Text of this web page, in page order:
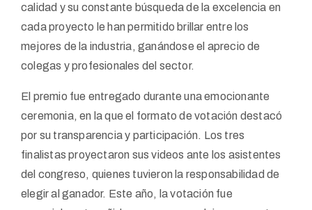
calidad y su constante búsqueda de la excelencia en
cada proyecto le han permitido brillar entre los
mejores de la industria, ganándose el aprecio de
colegas y profesionales del sector.
El premio fue entregado durante una emocionante
ceremonia, en la que el formato de votación destacó
por su transparencia y participación. Los tres
finalistas proyectaron sus videos ante los asistentes
del congreso, quienes tuvieron la responsabilidad de
elegir al ganador. Este año, la votación fue